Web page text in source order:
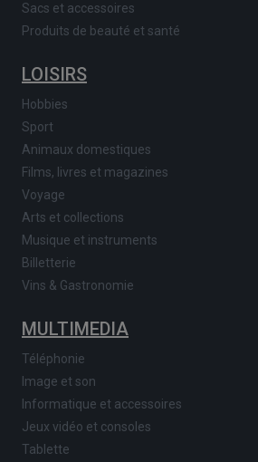
Sacs et accessoires
Produits de beauté et santé
LOISIRS
Hobbies
Sport
Animaux domestiques
Films, livres et magazines
Voyage
Arts et collections
Musique et instruments
Billetterie
Vins & Gastronomie
MULTIMEDIA
Téléphonie
Image et son
Informatique et accessoires
Jeux vidéo et consoles
Tablette